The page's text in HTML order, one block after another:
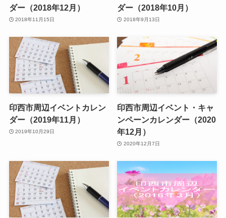
ダー（2018年12月）
2018年11月15日
ダー（2018年10月）
2018年9月13日
印西市周辺イベントカレン
ダー（2019年11月）
2019年10月29日
印西市周辺イベント・キャ
ンペーンカレンダー（2020
年12月）
2020年12月7日